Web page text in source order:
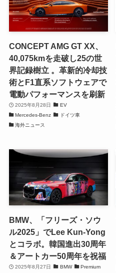
CONCEPT AMG GT XX、
40,075kmを走破し25の世
界記録樹立 。革新的冷却技
術とF1直系ソフトウェアで
電動パフォーマンスを刷新
2025年8月28日
EV
Mercedes-Benz
ドイツ車
海外ニュース
BMW、「フリーズ・ソウ
ル2025」でLee Kun-Yong
とコラボ。韓国進出30周年
＆アートカー50周年を祝福
2025年8月27日 BMW
Premium